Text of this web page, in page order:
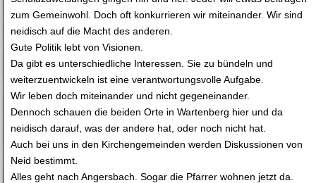
zum Gemeinwohl. Doch oft konkurrieren wir miteinander. Wir sind
neidisch auf die Macht des anderen.
Gute Politik lebt von Visionen.
Da gibt es unterschiedliche Interessen. Sie zu bündeln und
weiterzuentwickeln ist eine verantwortungsvolle Aufgabe.
Wir leben doch miteinander und nicht gegeneinander.
Dennoch schauen die beiden Orte in Wartenberg hier und da
neidisch darauf, was der andere hat, oder noch nicht hat.
Auch bei uns in den Kirchengemeinden werden Diskussionen von
Neid bestimmt.
Alles geht nach Angersbach. Sogar die Pfarrer wohnen jetzt da.